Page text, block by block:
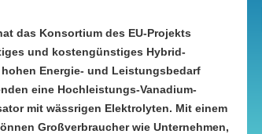
das Konsortium des EU-Projekts
und kostengünstiges Hybrid-
Energie- und Leistungsbedarf
eine Hochleistungs-Vanadium-
mit wässrigen Elektrolyten. Mit einem
Großverbraucher wie Unternehmen,